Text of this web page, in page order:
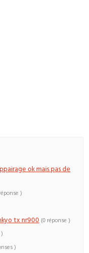
ok mais pas de
)
tx nr900 (0 réponse )
)